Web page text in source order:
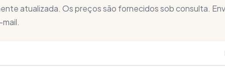
atualizada. Os preços são fornecidos sob consulta.